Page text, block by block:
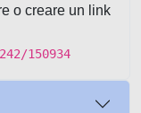
o creare un link
150934